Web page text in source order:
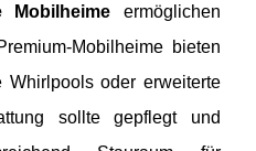
Mobilheime ermöglichen
Mobilheime bieten
oder erweiterte
sollte gepflegt und